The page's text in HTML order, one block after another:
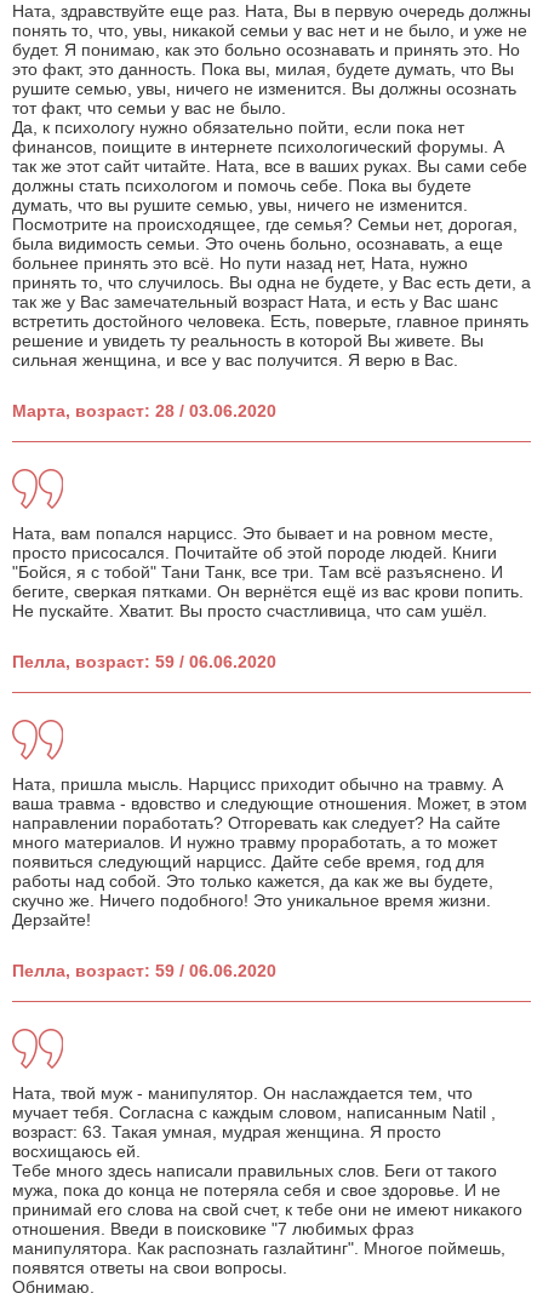
Ната, здравствуйте еще раз. Ната, Вы в первую очередь должны
понять то, что, увы, никакой семьи у вас нет и не было, и уже не
будет. Я понимаю, как это больно осознавать и принять это. Но
это факт, это данность. Пока вы, милая, будете думать, что Вы
рушите семью, увы, ничего не изменится. Вы должны осознать
тот факт, что семьи у вас не было.
Да, к психологу нужно обязательно пойти, если пока нет
финансов, поищите в интернете психологический форумы. А
так же этот сайт читайте. Ната, все в ваших руках. Вы сами себе
должны стать психологом и помочь себе. Пока вы будете
думать, что вы рушите семью, увы, ничего не изменится.
Посмотрите на происходящее, где семья? Семьи нет, дорогая,
была видимость семьи. Это очень больно, осознавать, а еще
больнее принять это всё. Но пути назад нет, Ната, нужно
принять то, что случилось. Вы одна не будете, у Вас есть дети, а
так же у Вас замечательный возраст Ната, и есть у Вас шанс
встретить достойного человека. Есть, поверьте, главное принять
решение и увидеть ту реальность в которой Вы живете. Вы
сильная женщина, и все у вас получится. Я верю в Вас.
Марта, возраст: 28 / 03.06.2020
Ната, вам попался нарцисс. Это бывает и на ровном месте,
просто присосался. Почитайте об этой породе людей. Книги
"Бойся, я с тобой" Тани Танк, все три. Там всё разъяснено. И
бегите, сверкая пятками. Он вернётся ещё из вас крови попить.
Не пускайте. Хватит. Вы просто счастливица, что сам ушёл.
Пелла, возраст: 59 / 06.06.2020
Ната, пришла мысль. Нарцисс приходит обычно на травму. А
ваша травма - вдовство и следующие отношения. Может, в этом
направлении поработать? Отгоревать как следует? На сайте
много материалов. И нужно травму проработать, а то может
появиться следующий нарцисс. Дайте себе время, год для
работы над собой. Это только кажется, да как же вы будете,
скучно же. Ничего подобного! Это уникальное время жизни.
Дерзайте!
Пелла, возраст: 59 / 06.06.2020
Ната, твой муж - манипулятор. Он наслаждается тем, что
мучает тебя. Согласна с каждым словом, написанным Natil ,
возраст: 63. Такая умная, мудрая женщина. Я просто
восхищаюсь ей.
Тебе много здесь написали правильных слов. Беги от такого
мужа, пока до конца не потеряла себя и свое здоровье. И не
принимай его слова на свой счет, к тебе они не имеют никакого
отношения. Введи в поисковике "7 любимых фраз
манипулятора. Как распознать газлайтинг". Многое поймешь,
появятся ответы на свои вопросы.
Обнимаю.